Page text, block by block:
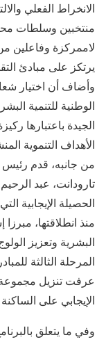
الانخراط الفعلي
منتخبين وسلطات
لاممركزة وفاعلين
يرتكز على مبادئ
وأضاف أن اختيار
الوطنية للتنمية
الجيدة باعتبارها
الأهداف التنموية
من جانبه، قدم رئيس
تارودانت، عبد
الحصيلة الإيجابية
منذ انطلاقتها،
البشرية وتعزيز
عرفت تنزيل مجموعة
الإيجابي على
وفي ما يتعلق